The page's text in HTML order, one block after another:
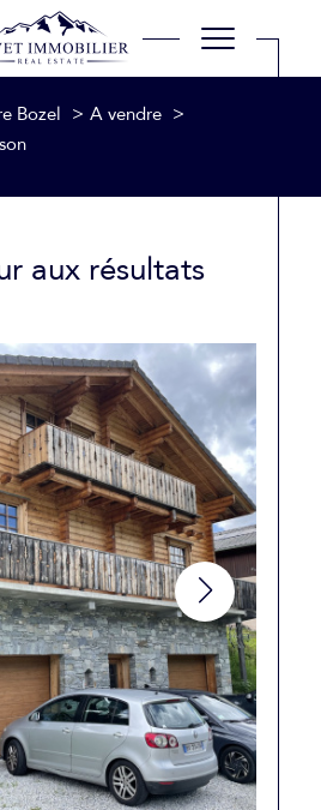
Bozel
A vendre
aux résultats